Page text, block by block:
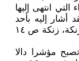
انتهى إليها
أشار إليه بأحد
أقواله المأثورة : "بيت..بيت ، دار ،دار، زنكة، زنكة ص ١٤
مؤشرا دالا